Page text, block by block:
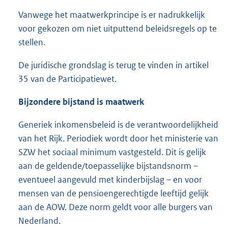
Vanwege het maatwerkprincipe is er nadrukkelijk
voor gekozen om niet uitputtend beleidsregels op te
stellen.
De juridische grondslag is terug te vinden in artikel
35 van de Participatiewet.
Bijzondere bijstand is maatwerk
Generiek inkomensbeleid is de verantwoordelijkheid
van het Rijk. Periodiek wordt door het ministerie van
SZW het sociaal minimum vastgesteld. Dit is gelijk
aan de geldende/toepasselijke bijstandsnorm –
eventueel aangevuld met kinderbijslag – en voor
mensen van de pensioengerechtigde leeftijd gelijk
aan de AOW. Deze norm geldt voor alle burgers van
Nederland.